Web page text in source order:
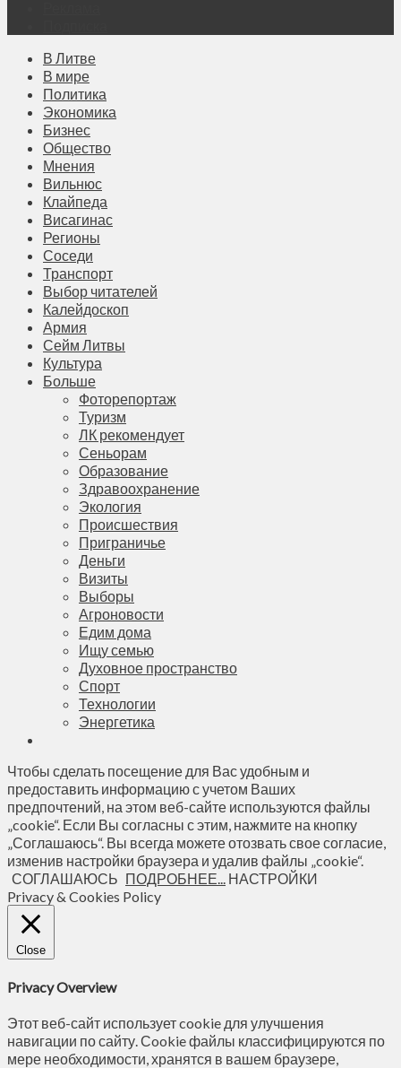
В Литве
В мире
Политика
Экономика
Бизнес
Общество
Мнения
Вильнюс
Клайпеда
Висагинас
Регионы
Соседи
Транспорт
Выбор читателей
Калейдоскоп
Армия
Сейм Литвы
Культура
Больше
Фоторепортаж
Туризм
ЛК рекомендует
Сеньорам
Образование
Здравоохранение
Экология
Происшествия
Приграничье
Деньги
Визиты
Выборы
Агроновости
Едим дома
Ищу семью
Духовное пространство
Спорт
Технологии
Энергетика
Чтобы сделать посещение для Вас удобным и
предоставить информацию с учетом Ваших
предпочтений, на этом веб-сайте используются файлы
„cookie“. Если Вы согласны с этим, нажмите на кнопку
„Соглашаюсь“. Вы всегда можете отозвать свое согласие,
изменив настройки браузера и удалив файлы „cookie“.
СОГЛАШАЮСЬ ПОДРОБНЕЕ...
НАСТРОЙКИ
Privacy & Cookies Policy
Close
Privacy Overview
Этот веб-сайт использует cookie для улучшения
навигации по сайту. Сookie файлы классифицируются по
мере необходимости, хранятся в вашем браузере,